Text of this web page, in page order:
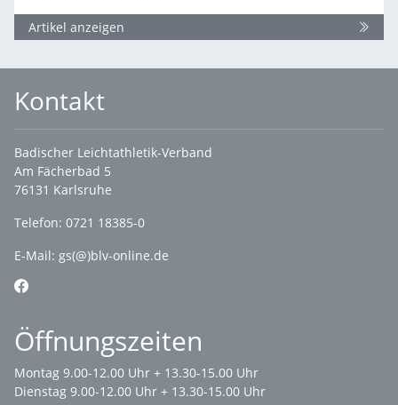
Artikel anzeigen
Kontakt
Badischer Leichtathletik-Verband
Am Fächerbad 5
76131 Karlsruhe
Telefon: 0721 18385-0
E-Mail: gs(@)blv-online.de
Öffnungszeiten
Montag 9.00-12.00 Uhr + 13.30-15.00 Uhr
Dienstag 9.00-12.00 Uhr + 13.30-15.00 Uhr